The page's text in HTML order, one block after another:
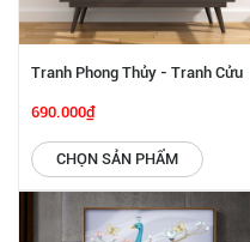
Tranh Phong Thủy - Tranh Cửu
Ngư SGP 442238
690.000₫
CHỌN SẢN PHẨM